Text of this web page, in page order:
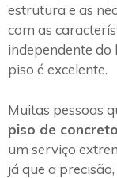
estrutura e as
com as
independente do
piso é excelente.
Muitas pessoas
piso de
um serviço
já que a